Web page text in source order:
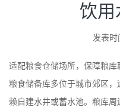
饮用
发表时
适配粮食仓储场所，保障粮库
粮食储备库多位于城市郊区
赖自建水井或蓄水池。粮库